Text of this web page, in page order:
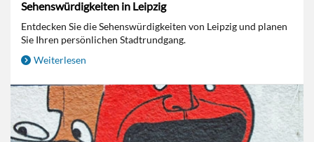
Sehenswürdigkeiten in Leipzig
Entdecken Sie die Sehenswürdigkeiten von Leipzig und planen
Sie Ihren persönlichen Stadtrundgang.
Weiterlesen